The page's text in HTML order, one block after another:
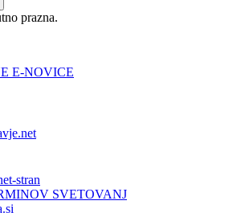
prazna.
E-NOVICE
SVETOVANJ